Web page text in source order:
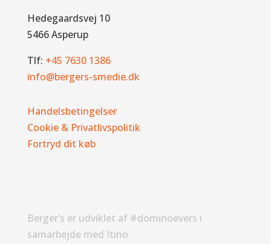
Hedegaardsvej 10
5466 Asperup
Tlf: +45 7630 1386
info@bergers-smedie.dk
Handelsbetingelser
Cookie & Privatlivspolitik
Fortryd dit køb
Berger’s er udviklet af #dominoevers i
samarbejde med Itino